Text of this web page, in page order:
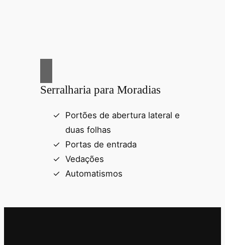
Serralharia para Moradias
Portões de abertura lateral e
duas folhas
Portas de entrada
Vedações
Automatismos